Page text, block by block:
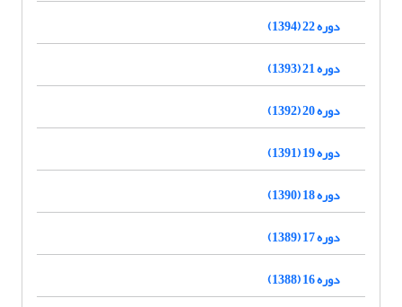
دوره 22 (1394)
دوره 21 (1393)
دوره 20 (1392)
دوره 19 (1391)
دوره 18 (1390)
دوره 17 (1389)
دوره 16 (1388)